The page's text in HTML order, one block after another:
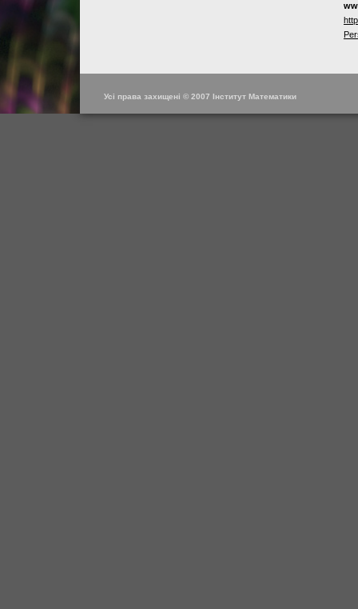
Усі права захищені © 2007 Інститут Математики